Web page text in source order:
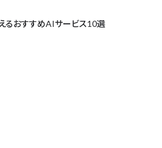
るおすすめAIサービス10選